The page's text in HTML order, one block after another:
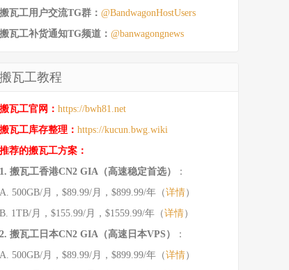
搬瓦工用户交流TG群： @BandwagonHostUsers
搬瓦工补货通知TG频道： @banwagongnews
搬瓦工教程
搬瓦工官网： https://bwh81.net
搬瓦工库存整理： https://kucun.bwg.wiki
推荐的搬瓦工方案：
1. 搬瓦工香港CN2 GIA（高速稳定首选）
：
A. 500GB/月，$89.99/月，$899.99/年（详情）
B. 1TB/月，$155.99/月，$1559.99/年（详情）
2. 搬瓦工日本CN2 GIA（高速日本VPS）
：
A. 500GB/月，$89.99/月，$899.99/年（详情）